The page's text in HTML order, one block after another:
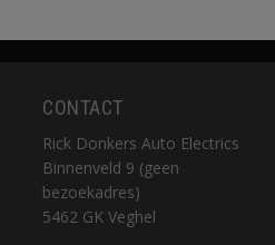
CONTACT
Rick Donkers Auto Electrics
Binnenveld 9 (geen
bezoekadres)
5462 GK Veghel